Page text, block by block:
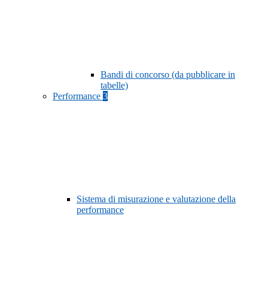
Bandi di concorso (da pubblicare in
tabelle)
Performance 3
Sistema di misurazione e valutazione della
performance